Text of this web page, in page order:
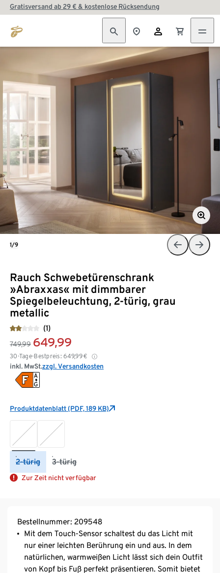
Gratisversand ab 29 € & kostenlose Rücksendung
Rauch Schwebetürenschrank
»Abraxxas« mit dimmbarer
Spiegelbeleuchtung, 2-türig, grau
metallic
(1)
749,99 649,99
30-Tage-Bestpreis: 649,99€
inkl. MwSt.zzgl. Versandkosten
Produktdatenblatt (PDF, 189 KB)
2-türig 3-türig
Zur Zeit nicht verfügbar
1/9
Bestellnummer: 209548
Mit dem Touch-Sensor schaltest du das Licht mit
nur einer leichten Berührung ein und aus. In dem
natürlichen, warmweißen Licht lässt sich dein Outfit
von Kopf bis Fuß perfekt präsentieren. Somit bietet